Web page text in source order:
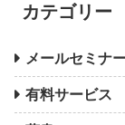
カテゴリー
メールセミナ
有料サービス